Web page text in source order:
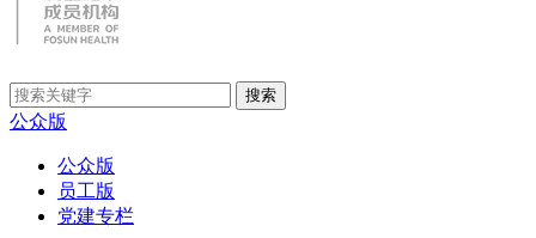
公众版
公众版
员工版
党建专栏